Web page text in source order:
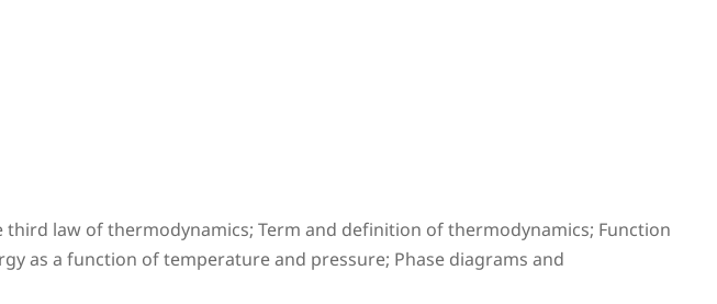
law of thermodynamics; Term and definition of thermodynamics; Function
as a function of temperature and pressure; Phase diagrams and